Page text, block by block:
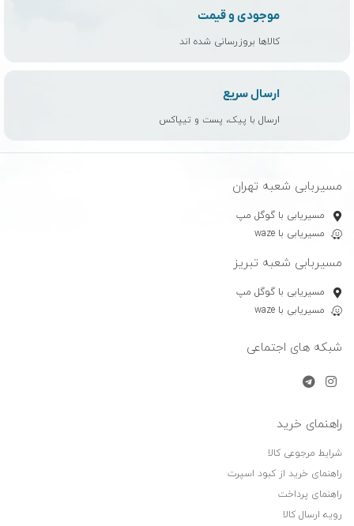
موجودی و قیمت
کالاها بروزرسانی شده اند
ارسال سریع
ارسال با پیک، پست و تیپاکس
مسیربابی شعبه تهران
مسیریابی با گوگل مپ
مسیریابی با waze
مسیربابی شعبه تبریز
مسیریابی با گوگل مپ
مسیریابی با waze
شبکه های اجتماعی
راهنمای خرید
شرایط مرجوعی کالا
راهنمای خرید از کبود اسپرت
راهنمای پرداخت
رویه ارسال کالا